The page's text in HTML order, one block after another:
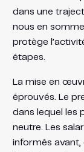
dans une
nous en
protège
étapes.
La mise en
éprouvés. Le
dans lequel les
neutre. Les
informés